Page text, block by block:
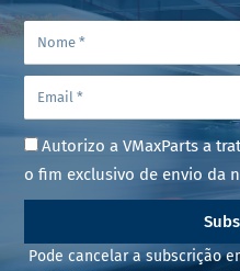
Autorizo a VMaxParts a
o fim exclusivo de envio da
Pode cancelar a subscrição